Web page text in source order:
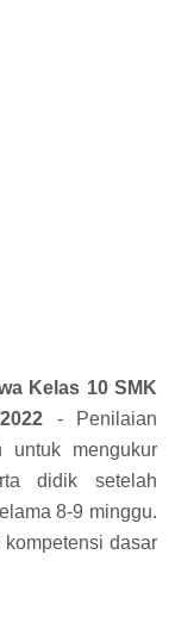
Kelas 10 SMK
- Penilaian
untuk mengukur
didik setelah
8-9 minggu.
dasar